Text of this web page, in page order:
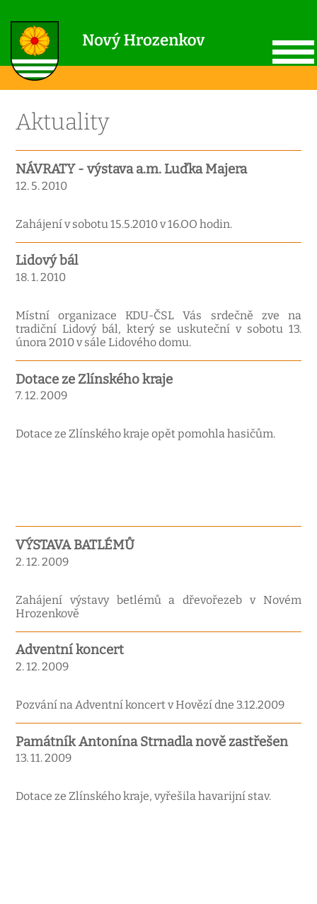
Aktuality
NÁVRATY - výstava a.m. Luďka Majera
12. 5. 2010
Zahájení v sobotu 15.5.2010 v 16.OO hodin.
Lidový bál
18. 1. 2010
Místní organizace KDU-ČSL Vás srdečně zve na
tradiční Lidový bál, který se uskuteční v sobotu 13.
února 2010 v sále Lidového domu.
Dotace ze Zlínského kraje
7. 12. 2009
Dotace ze Zlínského kraje opět pomohla hasičům.
VÝSTAVA BATLÉMŮ
2. 12. 2009
Zahájení výstavy betlémů a dřevořezeb v Novém
Hrozenkově
Adventní koncert
2. 12. 2009
Pozvání na Adventní koncert v Hovězí dne 3.12.2009
Památník Antonína Strnadla nově zastřešen
13. 11. 2009
Dotace ze Zlínského kraje, vyřešila havarijní stav.